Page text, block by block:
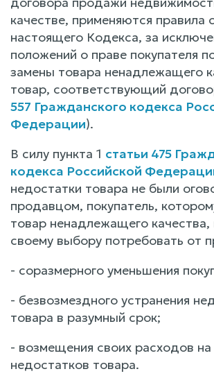
качестве, применяются правила
настоящего Кодекса, за
положений о праве покупателя
замены товара ненадлежащего
товар, соответствующий
557 Гражданского кодекса
Федерации).
В силу пункта 1 статьи 475
кодекса Российской
недостатки товара не были
продавцом, покупатель,
товар ненадлежащего качества,
своему выбору потребовать от
- соразмерного уменьшения
- безвозмездного устранения
товара в разумный срок;
- возмещения своих расходов на
недостатков товара.